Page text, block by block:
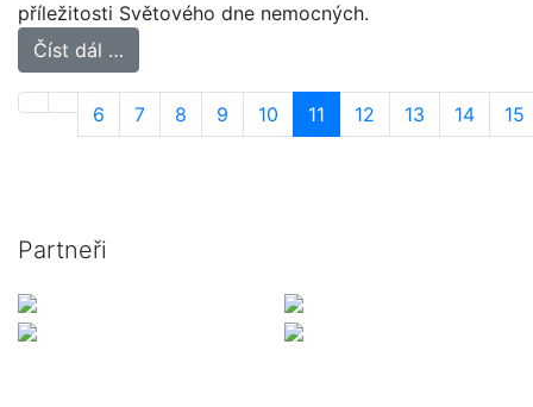
příležitosti Světového dne nemocných.
Číst dál …
6 7 8 9 10 11 12 13 14 15
Partneři